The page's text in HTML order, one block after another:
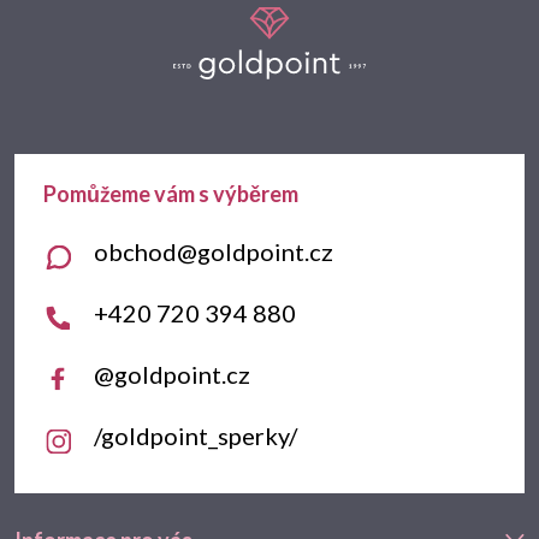
a
obchod@goldpoint.cz
+420 720 394 880
@goldpoint.cz
/goldpoint_sperky/